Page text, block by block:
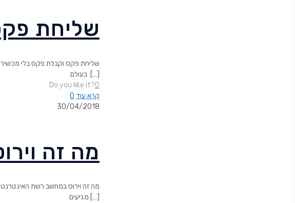
שליחת
שליחת פקס וקבלת פקס בלי
בעולם […]
Do you like it?0
0 קרא עוד
30/04/2018
?מה זה
מגיעים […]